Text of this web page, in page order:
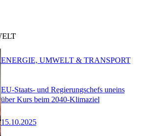
EU-Staats- und Regierungschefs uneins
über Kurs beim 2040-Klimaziel
15.10.2025
ENERGIE, UMWELT & TRANSPORT